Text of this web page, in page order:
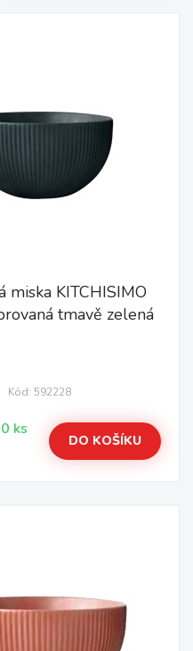
miska KITCHISIMO
tmavě zelená
Kód: 592228
Skladem > 10 ks
DO KOŠÍKU